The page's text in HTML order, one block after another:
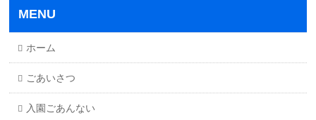
MENU
ホーム
ごあいさつ
入園ごあんない